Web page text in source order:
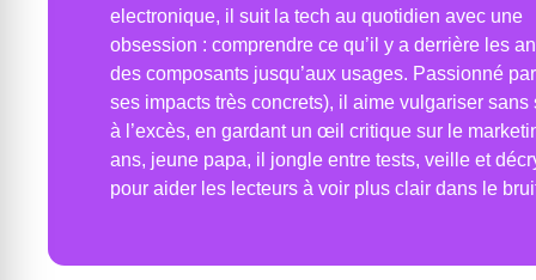
electronique, il suit la tech au quotidien avec une
obsession : comprendre ce qu’il y a derrière les
des composants jusqu’aux usages. Passionné par
ses impacts très concrets), il aime vulgariser sans
à l’excès, en gardant un œil critique sur le
ans, jeune papa, il jongle entre tests, veille et
pour aider les lecteurs à voir plus clair dans le